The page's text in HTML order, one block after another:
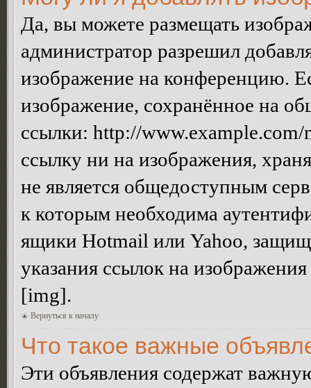
Да, вы можете размещать
администратор разрешил
изображение на конференцию.
изображение, сохранённое на
ссылки: http://
ссылку ни на изображения,
не является общедоступным
к которым необходима
ящики Hotmail или Yahoo,
указания ссылок на
[img].
Вернуться к началу
Что такое важные
Эти объявления содержат